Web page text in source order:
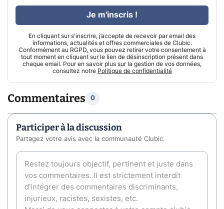
En cliquant sur s'inscrire, j’accepte de recevoir par email des
informations, actualités et offres commerciales de Clubic.
Conformément au RGPD, vous pouvez retirer votre consentement à
tout moment en cliquant sur le lien de désinscription présent dans
chaque email. Pour en savoir plus sur la gestion de vos données,
consultez notre Politique de confidentialité
Je m'inscris !
Commentaires 0
Participer à la discussion
Partagez votre avis avec la communauté Clubic.